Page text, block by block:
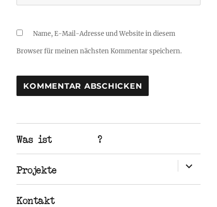
Name, E-Mail-Adresse und Website in diesem
Browser für meinen nächsten Kommentar speichern.
Was ist ?
Projekte
öffnen
Kontakt